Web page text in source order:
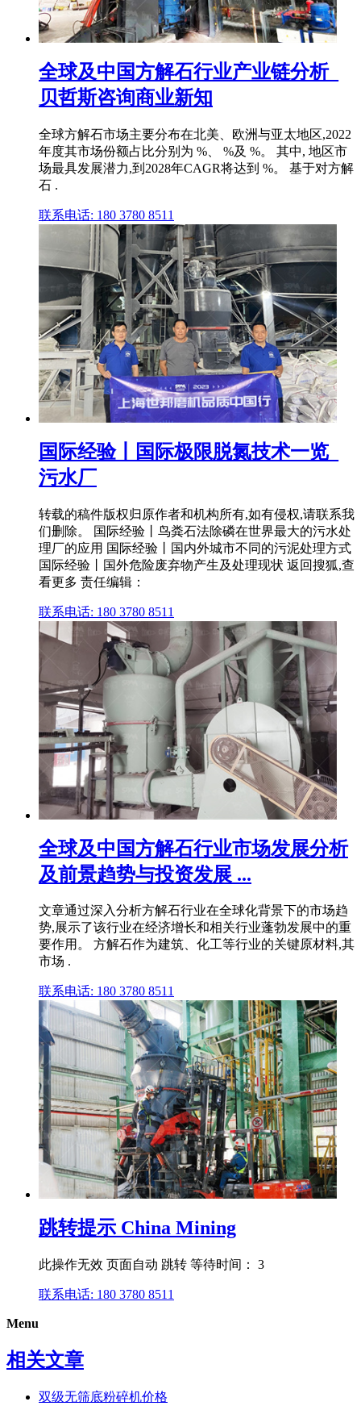
全球及中国方解石行业产业链分析_
贝哲斯咨询商业新知
全球方解石市场主要分布在北美、欧洲与亚太地区,2022
年度其市场份额占比分别为 %、 %及 %。 其中, 地区市
场最具发展潜力,到2028年CAGR将达到 %。 基于对方解
石 .
联系电话: 180 3780 8511
国际经验丨国际极限脱氮技术一览_
污水厂
转载的稿件版权归原作者和机构所有,如有侵权,请联系我
们删除。 国际经验丨鸟粪石法除磷在世界最大的污水处
理厂的应用 国际经验丨国内外城市不同的污泥处理方式
国际经验丨国外危险废弃物产生及处理现状 返回搜狐,查
看更多 责任编辑：
联系电话: 180 3780 8511
全球及中国方解石行业市场发展分析
及前景趋势与投资发展 ...
文章通过深入分析方解石行业在全球化背景下的市场趋
势,展示了该行业在经济增长和相关行业蓬勃发展中的重
要作用。 方解石作为建筑、化工等行业的关键原材料,其
市场 .
联系电话: 180 3780 8511
跳转提示 China Mining
此操作无效 页面自动 跳转 等待时间： 3
联系电话: 180 3780 8511
Menu
相关文章
双级无筛底粉碎机价格